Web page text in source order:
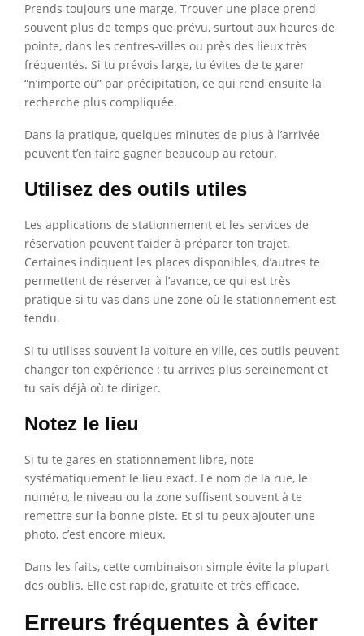
Prends toujours une marge. Trouver une place prend
souvent plus de temps que prévu, surtout aux heures de
pointe, dans les centres-villes ou près des lieux très
fréquentés. Si tu prévois large, tu évites de te garer
“n’importe où” par précipitation, ce qui rend ensuite la
recherche plus compliquée.
Dans la pratique, quelques minutes de plus à l’arrivée
peuvent t’en faire gagner beaucoup au retour.
Utilisez des outils utiles
Les applications de stationnement et les services de
réservation peuvent t’aider à préparer ton trajet.
Certaines indiquent les places disponibles, d’autres te
permettent de réserver à l’avance, ce qui est très
pratique si tu vas dans une zone où le stationnement est
tendu.
Si tu utilises souvent la voiture en ville, ces outils peuvent
changer ton expérience : tu arrives plus sereinement et
tu sais déjà où te diriger.
Notez le lieu
Si tu te gares en stationnement libre, note
systématiquement le lieu exact. Le nom de la rue, le
numéro, le niveau ou la zone suffisent souvent à te
remettre sur la bonne piste. Et si tu peux ajouter une
photo, c’est encore mieux.
Dans les faits, cette combinaison simple évite la plupart
des oublis. Elle est rapide, gratuite et très efficace.
Erreurs fréquentes à éviter